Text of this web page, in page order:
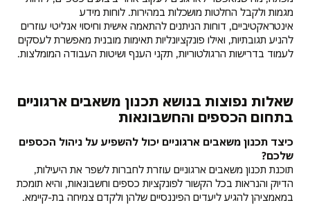
מגמות ולקבל החלטות מושכלות במהירות. לוחות מידע
אינטראקטיביים, דוחות הניתנים להתאמה אישית וחיסוי אנליטי עוזרים
להניע תגובתיות, ואילו פונקציונליות תאימות מובנית מאפשרת לעסקים
לעמוד בדרישות הרגולטוריות, תקני הענף ושיטות העבודה המומלצות.
שאלות נפוצות בנושא תכנון משאבים ארגוניים
בתחום הכספים והחשבונאות
כיצד תכנון משאבים ארגוניים יכול להשפיע על ניהול הכספים
שלכם?
תוכנת תכנון משאבים ארגוניים עוזרת לחברות לשפר את היעילות,
הדיוק והנראות בכל הקשור לפונקציות כספים וחשבונאות, והיא תומכת
במאמציהן להגיע ליעדים הפיננסיים שלהן ולקדם צמיחה בת-קיימא.